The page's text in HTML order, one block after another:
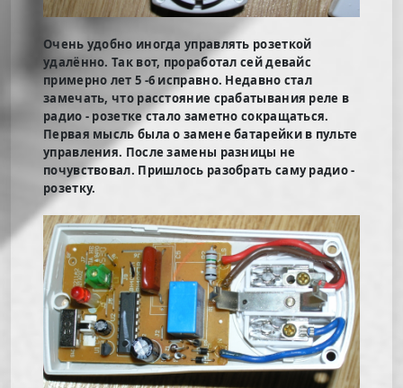
Очень удобно иногда управлять розеткой
удалённо. Так вот, проработал сей девайс
примерно лет 5 -6 исправно. Недавно стал
замечать, что расстояние срабатывания реле в
радио - розетке стало заметно сокращаться.
Первая мысль была о замене батарейки в пульте
управления. После замены разницы не
почувствовал. Пришлось разобрать саму радио -
розетку.